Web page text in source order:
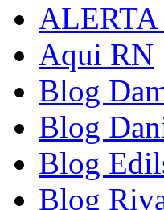
Aqui RN
Blog
Blog
Blog
Blog